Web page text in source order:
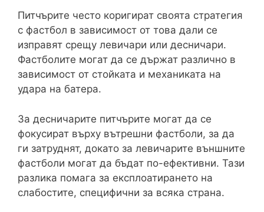
Питчърите често коригират своята стратегия
с фастбол в зависимост от това дали се
изправят срещу левичари или десничари.
Фастболите могат да се държат различно в
зависимост от стойката и механиката на
удара на батера.
За десничарите питчърите могат да се
фокусират върху вътрешни фастболи, за да
ги затруднят, докато за левичарите външните
фастболи могат да бъдат по-ефективни. Тази
разлика помага за експлоатирането на
слабостите, специфични за всяка страна.